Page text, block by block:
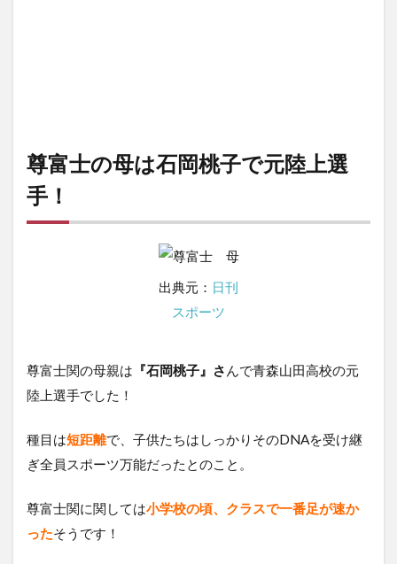
尊富士の母は石岡桃子で元陸上選
手！
出典元： 日刊
スポーツ
尊富士関の母親は 『石岡桃子』さ んで青森山田高校の元
陸上選手でした！
種目は短距離で、子供たちはしっかりそのDNAを受け継
ぎ全員スポーツ万能だったとのこと。
尊富士関に関しては小学校の頃、クラスで一番足が速か
ったそうです！